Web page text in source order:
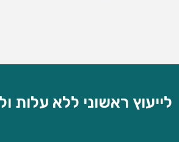
לייעוץ ראשוני ללא עלות